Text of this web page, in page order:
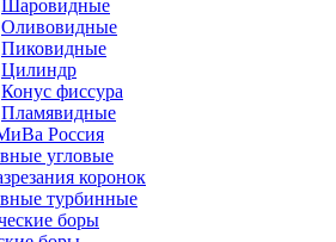
Шаровидные
Оливовидные
Пиковидные
Цилиндр
Конус фиссура
Пламявидные
Россия
угловые
коронок
турбинные
боры